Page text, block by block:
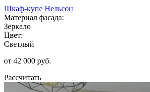
Шкаф-купе Нельсон
Материал фасада:
Зеркало
Цвет:
Светлый
от 42 000 руб.
Рассчитать